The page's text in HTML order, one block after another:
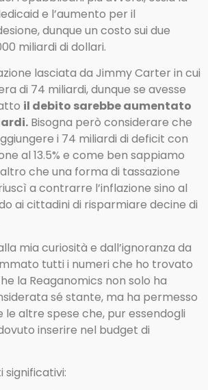
e l’aumento per il
dunque un costo sui due
miliardi di dollari.
lasciata da Jimmy Carter in cui
di 74 miliardi, dunque se avesse
il debito sarebbe aumentato
Bisogna però considerare che
i 74 miliardi di deficit con
al 13.5% e come ben sappiamo
che una forma di tassazione
a contrarre l’inflazione sino al
ai cittadini di risparmiare decine di
mia curiosità e dall’ignoranza da
tutti i numeri che ho trovato
la Reaganomics non solo ha
sé stante, ma ha permesso
altre spese che, pur essendogli
inserire nel budget di
significativi: